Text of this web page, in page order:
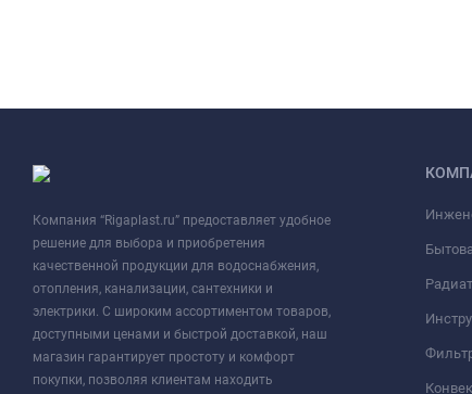
Компания “Rigaplast.ru” предоставляет удобное
решение для выбора и приобретения
качественной продукции для водоснабжения,
отопления, канализации, сантехники и
электрики. С широким ассортиментом товаров,
доступными ценами и быстрой доставкой, наш
магазин гарантирует простоту и комфорт
покупки, позволяя клиентам находить